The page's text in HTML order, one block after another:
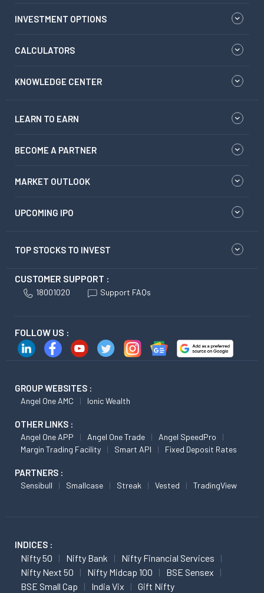
INVESTMENT OPTIONS
CALCULATORS
KNOWLEDGE CENTER
LEARN TO EARN
BECOME A PARTNER
MARKET OUTLOOK
UPCOMING IPO
TOP STOCKS TO INVEST
CUSTOMER SUPPORT :
18001020 Support FAQs
FOLLOW US :
GROUP WEBSITES :
Angel One AMC Ionic Wealth
OTHER LINKS :
Angel One APP Angel One Trade
Angel SpeedPro
Margin Trading Facility
Smart API Fixed Deposit Rates
PARTNERS :
Sensibull Smallcase Streak Vested TradingView
INDICES :
Nifty 50 Nifty Bank
Nifty Financial Services
Nifty Next 50
Nifty Midcap 100
BSE Sensex
BSE Small Cap
India Vix Gift Nifty